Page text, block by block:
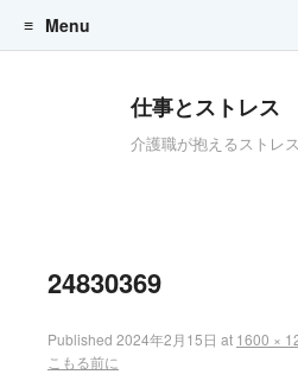
仕事とストレス
介護職が抱えるストレ
Menu
24830369
Published 2024年2月15日 at 1600 ×
こもる前に